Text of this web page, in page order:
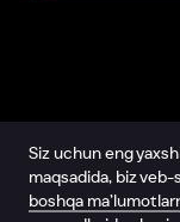
Siz uchun eng
maqsadida, biz
boshqa